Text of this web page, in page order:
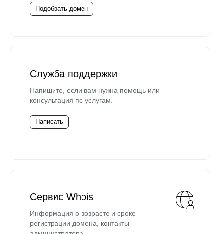
Подобрать домен
Служба поддержки
Напишите, если вам нужна помощь или
консультация по услугам.
Написать
Сервис Whois
Информация о возрасте и сроке
регистрации домена, контакты